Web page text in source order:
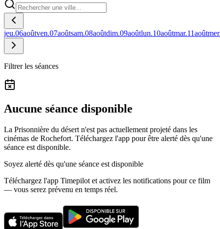
jeu.06aoûtven.07aoûtsam.08aoûtdim.09aoûtlun.10aoûtmar.11août
Filtrer les séances
Aucune séance disponible
La Prisonnière du désert n'est pas actuellement projeté dans les
cinémas de Rochefort. Téléchargez l'app pour être alerté dès qu'une
séance est disponible.
Soyez alerté dès qu'une séance est disponible
Téléchargez l'app Timepilot et activez les notifications pour ce film
— vous serez prévenu en temps réel.